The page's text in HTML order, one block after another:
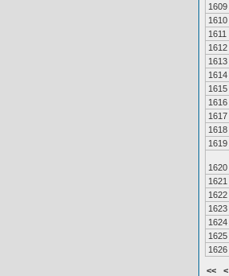
1609
1610
1611
1612
1613
1614
1615
1616
1617
1618
1619
1620
1621
1622
1623
1624
1625
1626
<< <